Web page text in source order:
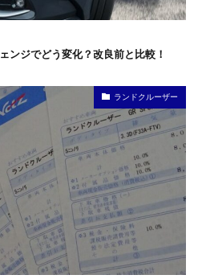
ンジでどう変化？改良前と比較！
ランドクルーザー